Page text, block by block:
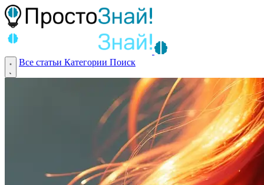
Все статьи Категории Поиск